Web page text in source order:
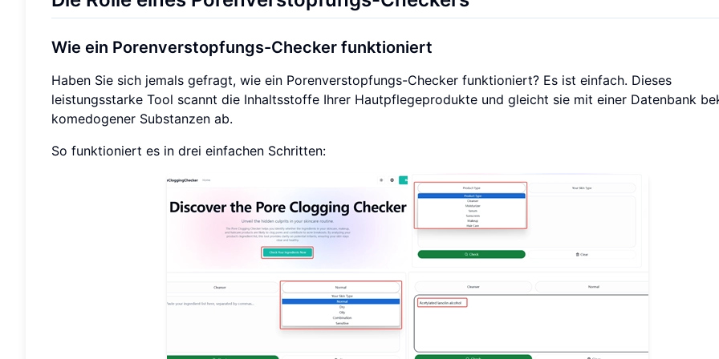
Wie ein Porenverstopfungs-Checker funktioniert
Haben Sie sich jemals gefragt, wie ein Porenverstopfungs-Checker funktioniert? Es ist einfach. Dieses
leistungsstarke Tool scannt die Inhaltsstoffe Ihrer Hautpflegeprodukte und gleicht sie mit einer Datenbank
komedogener Substanzen ab.
So funktioniert es in drei einfachen Schritten: